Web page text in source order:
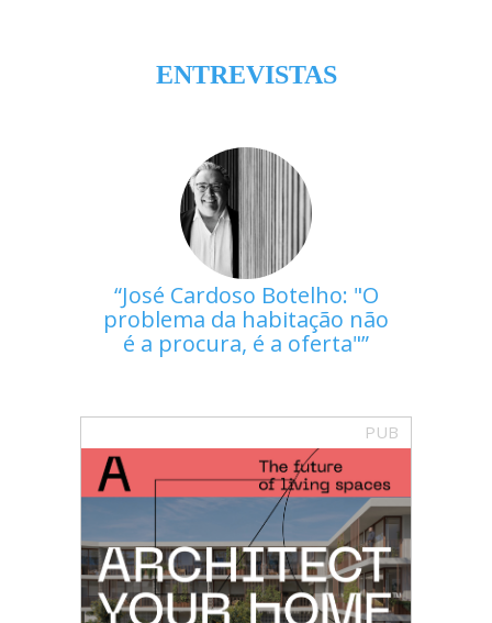
ENTREVISTAS
José Cardoso Botelho: "O
problema da habitação não
é a procura, é a oferta"
PUB